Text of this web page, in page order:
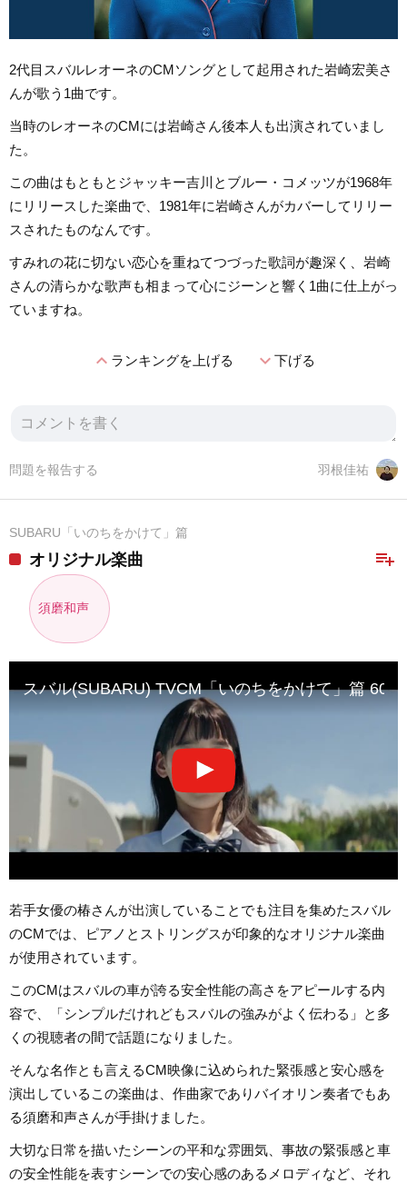
2代目スバルレオーネのCMソングとして起用された岩崎宏美さ
んが歌う1曲です。
当時のレオーネのCMには岩崎さん後本人も出演されていまし
た。
この曲はもともとジャッキー吉川とブルー・コメッツが1968年
にリリースした楽曲で、1981年に岩崎さんがカバーしてリリー
スされたものなんです。
すみれの花に切ない恋心を重ねてつづった歌詞が趣深く、岩崎
さんの清らかな歌声も相まって心にジーンと響く1曲に仕上がっ
ていますね。
expand_lessランキングを上げる expand_more下げる
羽根佳祐
問題を報告する
SUBARU「いのちをかけて」篇
playlist_add
オリジナル楽曲
須磨和声
スバル(SUBARU) TVCM「いのちをかけて」篇 60s
若手女優の椿さんが出演していることでも注目を集めたスバル
のCMでは、ピアノとストリングスが印象的なオリジナル楽曲
が使用されています。
このCMはスバルの車が誇る安全性能の高さをアピールする内
容で、「シンプルだけれどもスバルの強みがよく伝わる」と多
くの視聴者の間で話題になりました。
そんな名作とも言えるCM映像に込められた緊張感と安心感を
演出しているこの楽曲は、作曲家でありバイオリン奏者でもあ
る須磨和声さんが手掛けました。
大切な日常を描いたシーンの平和な雰囲気、事故の緊張感と車
の安全性能を表すシーンでの安心感のあるメロディなど、それ